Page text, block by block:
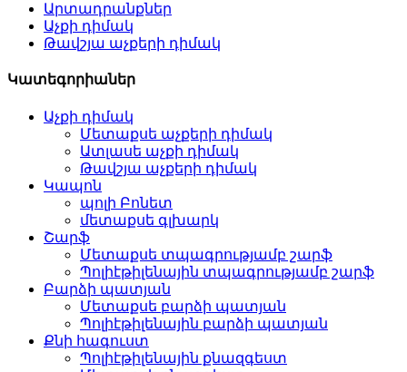
Արտադրանքներ
Աչքի դիմակ
Թավշյա աչքերի դիմակ
Կատեգորիաներ
Աչքի դիմակ
Մետաքսե աչքերի դիմակ
Ատլասե աչքի դիմակ
Թավշյա աչքերի դիմակ
Կապոն
պոլի Բոնետ
մետաքսե գլխարկ
Շարֆ
Մետաքսե տպագրությամբ շարֆ
Պոլիէթիլենային տպագրությամբ շարֆ
Բարձի պատյան
Մետաքսե բարձի պատյան
Պոլիէթիլենային բարձի պատյան
Քնի հագուստ
Պոլիէթիլենային քնազգեստ